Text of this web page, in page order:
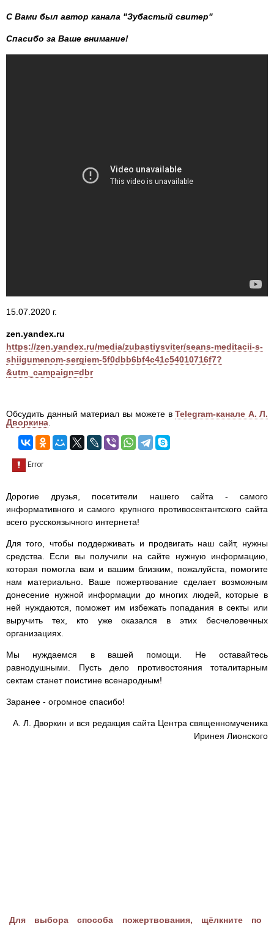
С Вами был автор канала "Зубастый свитер"
Спасибо за Ваше внимание!
15.07.2020 г.
zen.yandex.ru
https://zen.yandex.ru/media/zubastiysviter/seans-meditacii-s-
shiigumenom-sergiem-5f0dbb6bf4c41c54010716f7?
&utm_campaign=dbr
Обсудить данный материал вы можете в Telegram-канале А. Л.
Дворкина
Дорогие друзья, посетители нашего сайта - самого
информативного и самого крупного противосектантского сайта
всего русскоязычного интернета!
Для того, чтобы поддерживать и продвигать наш сайт, нужны
средства. Если вы получили на сайте нужную информацию,
которая помогла вам и вашим близким, пожалуйста, помогите
нам материально. Ваше пожертвование сделает возможным
донесение нужной информации до многих людей, которые в
ней нуждаются, поможет им избежать попадания в секты или
выручить тех, кто уже оказался в этих бесчеловечных
организациях.
Мы нуждаемся в вашей помощи. Не оставайтесь
равнодушными. Пусть дело противостояния тоталитарным
сектам станет поистине всенародным!
Заранее - огромное спасибо!
А. Л. Дворкин и вся редакция сайта Центра священномученика
Иринея Лионского
Для выбора способа пожертвования, щёлкните по